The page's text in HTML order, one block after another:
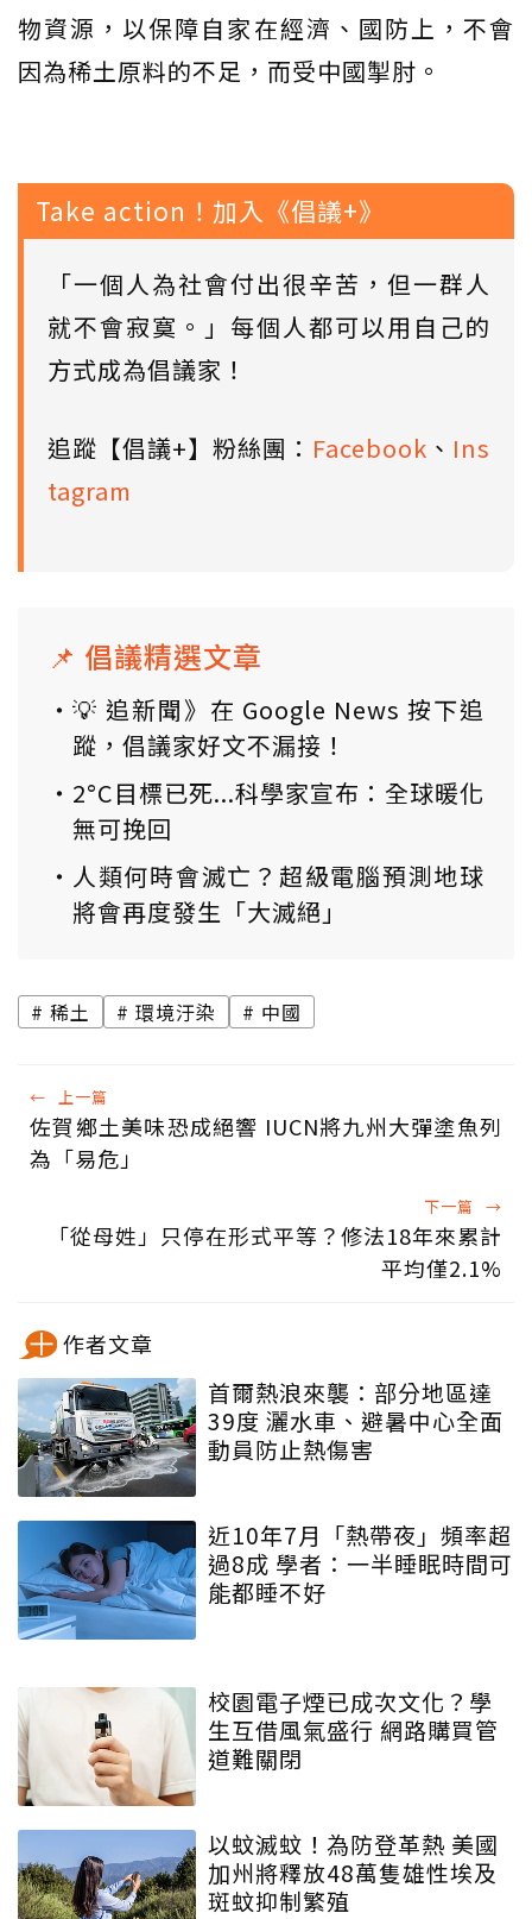
物資源，以保障自家在經濟、國防上，不會
因為稀土原料的不足，而受中國掣肘。
Take action！加入《倡議+》
「一個人為社會付出很辛苦，但一群人
就不會寂寞。」每個人都可以用自己的
方式成為倡議家！
追蹤【倡議+】粉絲團： Facebook 、 Ins
tagram
📌 倡議精選文章
💡 追新聞》在 Google News 按下追
蹤，倡議家好文不漏接！
2°C目標已死...科學家宣布：全球暖化
無可挽回
人類何時會滅亡？超級電腦預測地球
將會再度發生「大滅絕」
稀土 環境汙染 中國
← 上一篇
佐賀鄉土美味恐成絕響 IUCN將九州大彈塗魚列
為「易危」
下一篇 →
「從母姓」只停在形式平等？修法18年來累計
平均僅2.1%
作者文章
首爾熱浪來襲：部分地區達
39度 灑水車、避暑中心全面
動員防止熱傷害
近10年7月「熱帶夜」頻率超
過8成 學者：一半睡眠時間可
能都睡不好
校園電子煙已成次文化？學
生互借風氣盛行 網路購買管
道難關閉
以蚊滅蚊！為防登革熱 美國
加州將釋放48萬隻雄性埃及
斑蚊抑制繁殖